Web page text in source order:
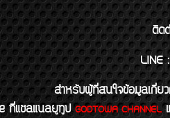
ติด
LINE :
สำหรับผู้ที่สนใจข้อมูลเกี่ย
ที่แชลแนลยูทูปGODTOWA CHANNEL